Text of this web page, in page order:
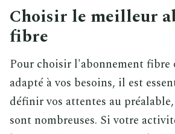
Choisir le meilleur
fibre
Pour choisir l'abonnement
adapté à vos besoins, il est
définir vos attentes au
sont nombreuses. Si votre